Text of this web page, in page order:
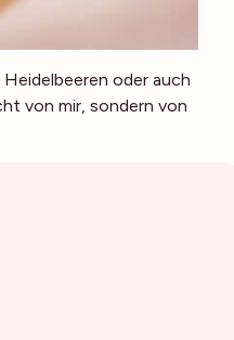
oder auch
von mir, sondern von